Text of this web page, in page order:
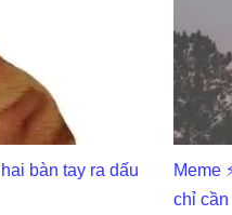
bàn tay ra dấu
Meme
chỉ